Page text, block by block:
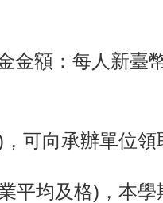
金額：每人新臺
可向承辦單位
平均及格)，本